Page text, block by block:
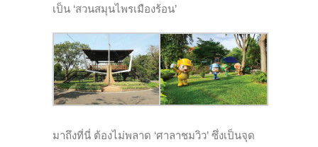
เป็น ‘สวนสมุนไพรเมืองร้อน’
มาถึงที่นี่ ต้องไม่พลาด ‘ศาลาชมวิว’ ซึ่งเป็นจุด